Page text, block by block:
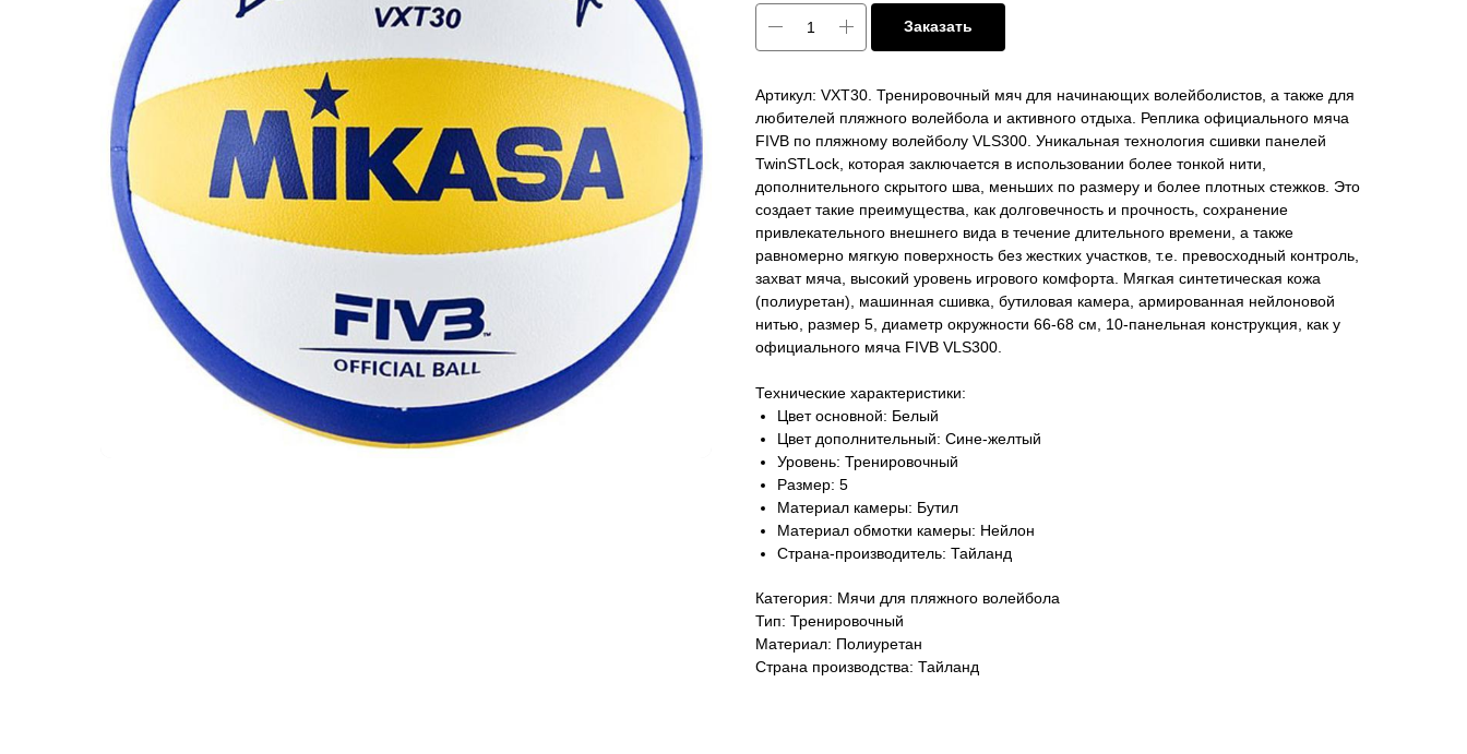
Заказать
Артикул: VXT30. Тренировочный мяч для начинающих волейболистов, а также для
любителей пляжного волейбола и активного отдыха. Реплика официального мяча
FIVB по пляжному волейболу VLS300. Уникальная технология сшивки панелей
TwinSTLock, которая заключается в использовании более тонкой нити,
дополнительного скрытого шва, меньших по размеру и более плотных стежков. Это
создает такие преимущества, как долговечность и прочность, сохранение
привлекательного внешнего вида в течение длительного времени, а также
равномерно мягкую поверхность без жестких участков, т.е. превосходный контроль,
захват мяча, высокий уровень игрового комфорта. Мягкая синтетическая кожа
(полиуретан), машинная сшивка, бутиловая камера, армированная нейлоновой
нитью, размер 5, диаметр окружности 66-68 см, 10-панельная конструкция, как у
официального мяча FIVB VLS300.
Технические характеристики:
Цвет основной: Белый
Цвет дополнительный: Сине-желтый
Уровень: Тренировочный
Размер: 5
Материал камеры: Бутил
Материал обмотки камеры: Нейлон
Страна-производитель: Тайланд
Категория: Мячи для пляжного волейбола
Тип: Тренировочный
Материал: Полиуретан
Страна производства: Тайланд